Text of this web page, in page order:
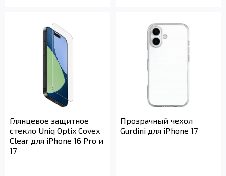
Глянцевое защитное
стекло Uniq Optix Covex
Clear для iPhone 16 Pro и
17
Прозрачный чехол
Gurdini для iPhone 17